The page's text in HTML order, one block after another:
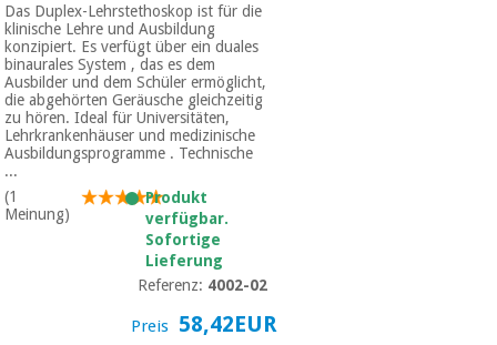
Das Duplex-Lehrstethoskop ist für die
klinische Lehre und Ausbildung
konzipiert. Es verfügt über ein duales
binaurales System , das es dem
Ausbilder und dem Schüler ermöglicht,
die abgehörten Geräusche gleichzeitig
zu hören. Ideal für Universitäten,
Lehrkrankenhäuser und medizinische
Ausbildungsprogramme . Technische
...
(1
Meinung)
Produkt
verfügbar.
Sofortige
Lieferung
Referenz: 4002-02
Preis 58,42EUR